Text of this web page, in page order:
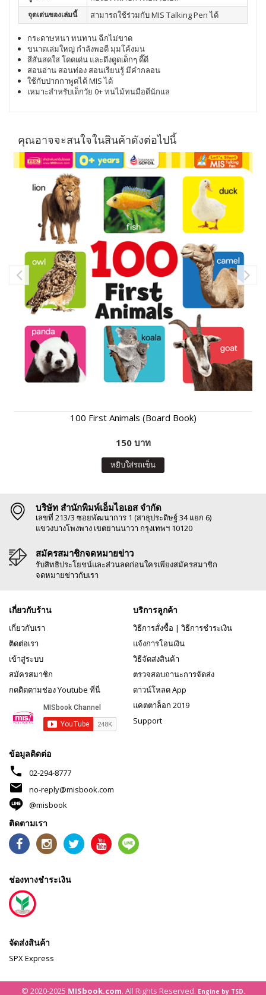
จุดเด่นของเล่มนี้ สามารถใช้ร่วมกับ MIS Talking Pen ได้
กระดาษหนา ทนทาน ฉีกไม่ขาด
ขนาดเล่มใหญ่ กำลังพอดี มุมโค้งมน
สีสันสดใส โดดเด่น และดึงดูดเด็กๆ ดี๊ดี
สอนอ่าน สอนท่อง สอนเรียนรู้ มีคำกลอน
ใช้กับปากกาพูดได้ MIS ได้
เหมาะสำหรับเด็กวัย 0+ ทนไม้ทนมือดีนักแล
คุณอาจจะสนใจในสินค้าดังต่อไปนี้
100 First Animals (Board Book)
150 บาท
หยิบใส่รถเข็น
บริษัท สำนักพิมพ์เอ็มไอเอส จำกัด
เลขที่ 213/3 ซอยพัฒนาการ 1 (สาธุประดิษฐ์ 34 แยก 6)
แขวงบางโพงพาง เขตยานนาวา กรุงเทพฯ 10120
สมัครสมาชิกจดหมายข่าว
รับสิทธิประโยชน์และส่วนลดก่อนใครเพียงสมัครสมาชิก
จดหมายข่าวกับเรา
เกี่ยวกับร้าน
เกี่ยวกับเรา
ติดต่อเรา
เข้าสู่ระบบ
สมัครสมาชิก
กดติดตามช่อง Youtube ที่นี่
บริการลูกค้า
วิธีการสั่งซื้อ | วิธีการชำระเงิน
แจ้งการโอนเงิน
วิธีจัดส่งสินค้า
ตรวจสอบถานะการจัดส่ง
ดาวน์โหลด App
แคตตาล็อก 2019
Support
ข้อมูลติดต่อ
phone 02-294-8777
mail
no-reply@misbook.com
@misbook
ติดตามเรา
ช่องทางชำระเงิน
จัดส่งสินค้า
SPX Express
© 2020-2025 MISbook.com. All Rights Reserved. Engine by TSD.